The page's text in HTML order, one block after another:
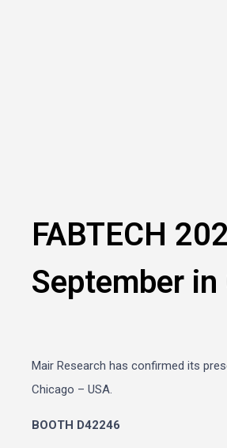
FABTECH
September in
Mair Research has confirmed its
Chicago – USA.
BOOTH D42246